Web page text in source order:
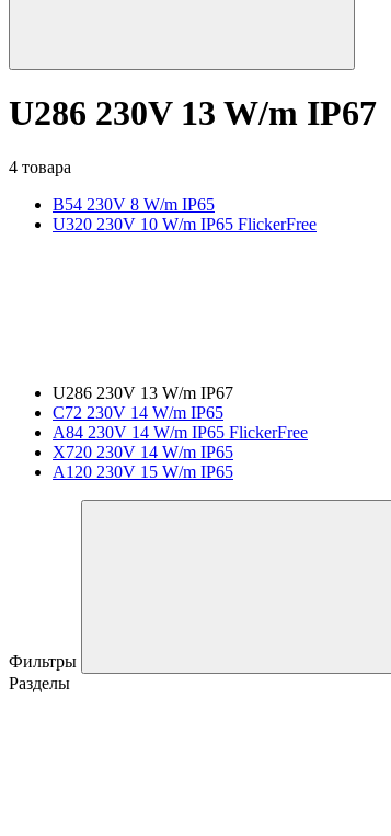
U286 230V 13 W/m IP67
4 товара
B54 230V 8 W/m IP65
U320 230V 10 W/m IP65 FlickerFree
U286 230V 13 W/m IP67
C72 230V 14 W/m IP65
A84 230V 14 W/m IP65 FlickerFree
X720 230V 14 W/m IP65
A120 230V 15 W/m IP65
Фильтры
Разделы